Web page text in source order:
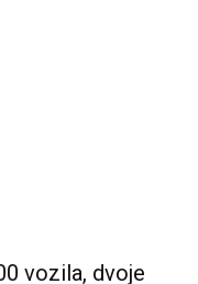
vozila, dvoje